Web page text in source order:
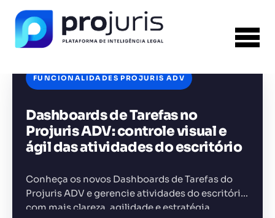
FUNCIONALIDADES PROJURIS ADV
Dashboards de Tarefas no
Projuris ADV: controle visual e
ágil das atividades do escritório
Conheça os novos Dashboards de Tarefas do
Projuris ADV e gerencie atividades do escritório
com mais clareza, agilidade e estratégia
FERRAMENTA RECOMENDADA PARA ESTE
CONTEÚDO
Gestão de Contratos
+14.000 juristas